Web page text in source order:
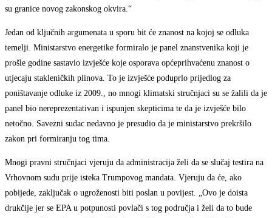
su granice novog zakonskog okvira.“
Jedan od ključnih argumenata u sporu bit će znanost na kojoj se odluka
temelji. Ministarstvo energetike formiralo je panel znanstvenika koji je
prošle godine sastavio izvješće koje osporava općeprihvaćenu znanost o
utjecaju stakleničkih plinova. To je izvješće poduprlo prijedlog za
poništavanje odluke iz 2009., no mnogi klimatski stručnjaci su se žalili da je
panel bio nereprezentativan i ispunjen skepticima te da je izvješće bilo
netočno. Savezni sudac nedavno je presudio da je ministarstvo prekršilo
zakon pri formiranju tog tima.
Mnogi pravni stručnjaci vjeruju da administracija želi da se slučaj testira na
Vrhovnom sudu prije isteka Trumpovog mandata. Vjeruju da će, ako
pobijede, zaključak o ugroženosti biti poslan u povijest. „Ovo je doista
drukčije jer se EPA u potpunosti povlači s tog područja i želi da to bude